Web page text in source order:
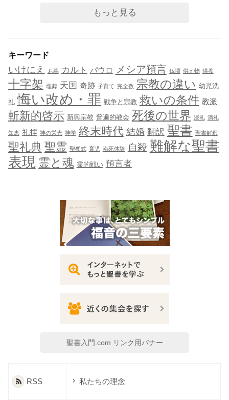
もっと見る
キーワード
いけにえ お墓 カルト パウロ メシア預言 仏壇 供え物 供養
十字架 埋葬 天国 奇跡 子育て 完全数 宗教の違い 幼児洗
礼 悔い改め・罪 戦争と宗教 救いの条件 教派
斬新的啓示 新興宗教 普遍的教会 死後の世界 浸礼 滴礼
知恵 礼拝 神の栄光 神学 終末時代 結婚 翻訳 聖書 聖書解釈
聖礼典 聖霊 聖餐式 育児 臨死体験 自殺 難解な聖書
表現 霊と魂 霊的戦い 預言者
聖書入門.com リンク用バナー
RSS 私たちの理念